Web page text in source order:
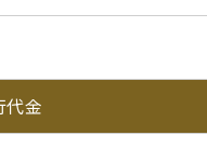
代金